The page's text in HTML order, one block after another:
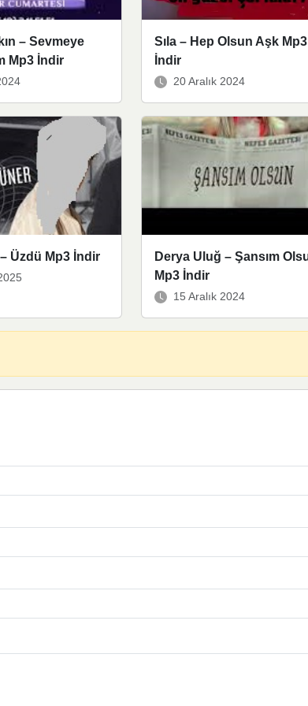
– Sevmeye
Mp3 İndir
Sıla – Hep Olsun Aşk Mp3
İndir
20 Aralık 2024
Üzdü Mp3 İndir
Derya Uluğ – Şansım
Mp3 İndir
15 Aralık 2024